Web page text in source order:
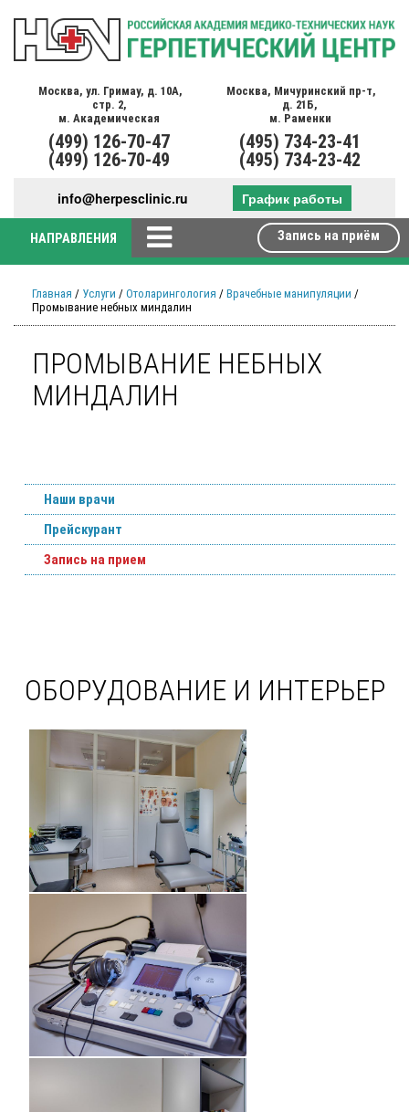
Москва, ул. Гримау, д. 10А,
стр. 2,
м. Академическая
(499) 126-70-47
(499) 126-70-49
Москва, Мичуринский пр-т,
д. 21Б,
м. Раменки
(495) 734-23-41
(495) 734-23-42
info@herpesclinic.ru График работы
НАПРАВЛЕНИЯ Запись на приём
Главная / Услуги / Отоларингология / Врачебные манипуляции /
Промывание небных миндалин
ПРОМЫВАНИЕ НЕБНЫХ
МИНДАЛИН
Наши врачи
Прейскурант
Запись на прием
ОБОРУДОВАНИЕ И ИНТЕРЬЕР